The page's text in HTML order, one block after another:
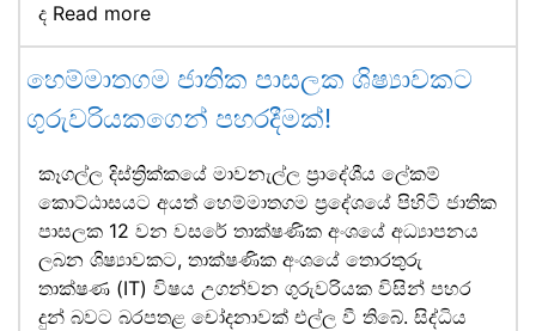
ද Read more
හෙම්මාතගම ජාතික පාසලක ශිෂ්‍යාවකට
ගුරුවරියකගෙන් පහරදීමක්!
කෑගල්ල දිස්ත්‍රික්කයේ මාවනැල්ල ප්‍රාදේශීය ලේකම්
කොට්ඨාසයට අයත් හෙම්මාතගම ප්‍රදේශයේ පිහිටි ජාතික
පාසලක 12 වන වසරේ තාක්ෂණික අංශයේ අධ්‍යාපනය
ලබන ශිෂ්‍යාවකට, තාක්ෂණික අංශයේ තොරතුරු
තාක්ෂණ (IT) විෂය උගන්වන ගුරුවරියක විසින් පහර
දුන් බවට බරපතළ චෝදනාවක් එල්ල වී තිබේ. සිද්ධිය